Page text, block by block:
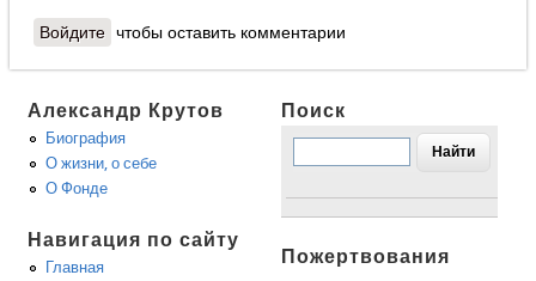
Войдите чтобы оставить комментарии
Александр Крутов
Биография
О жизни, о себе
О Фонде
Навигация по сайту
Главная
Поиск
Пожертвования